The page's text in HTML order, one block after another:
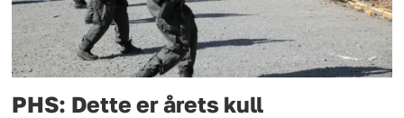
PHS: Dette er årets kull